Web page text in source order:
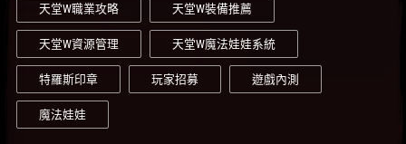
天堂W職業攻略 天堂W裝備推薦
天堂W資源管理 天堂W魔法娃娃系統
特羅斯印章 玩家招募 遊戲內測
魔法娃娃